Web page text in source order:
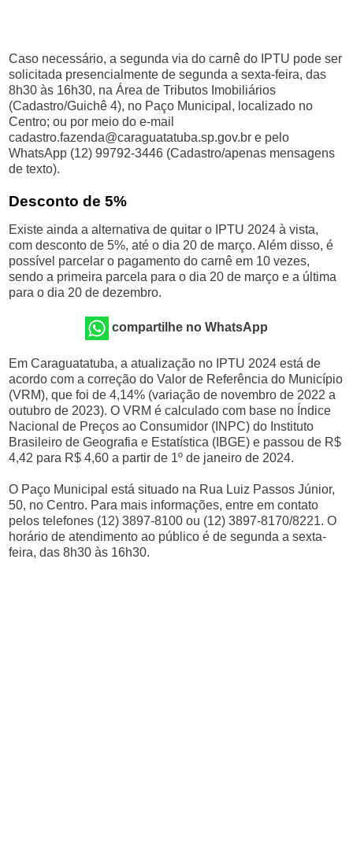
Caso necessário, a segunda via do carnê do IPTU pode ser
solicitada presencialmente de segunda a sexta-feira, das
8h30 às 16h30, na Área de Tributos Imobiliários
(Cadastro/Guichê 4), no Paço Municipal, localizado no
Centro; ou por meio do e-mail
cadastro.fazenda@caraguatatuba.sp.gov.br e pelo
WhatsApp (12) 99792-3446 (Cadastro/apenas mensagens
de texto).
Desconto de 5%
Existe ainda a alternativa de quitar o IPTU 2024 à vista,
com desconto de 5%, até o dia 20 de março. Além disso, é
possível parcelar o pagamento do carnê em 10 vezes,
sendo a primeira parcela para o dia 20 de março e a última
para o dia 20 de dezembro.
compartilhe no WhatsApp
Em Caraguatatuba, a atualização no IPTU 2024 está de
acordo com a correção do Valor de Referência do Município
(VRM), que foi de 4,14% (variação de novembro de 2022 a
outubro de 2023). O VRM é calculado com base no Índice
Nacional de Preços ao Consumidor (INPC) do Instituto
Brasileiro de Geografia e Estatística (IBGE) e passou de R$
4,42 para R$ 4,60 a partir de 1º de janeiro de 2024.
O Paço Municipal está situado na Rua Luiz Passos Júnior,
50, no Centro. Para mais informações, entre em contato
pelos telefones (12) 3897-8100 ou (12) 3897-8170/8221. O
horário de atendimento ao público é de segunda a sexta-
feira, das 8h30 às 16h30.